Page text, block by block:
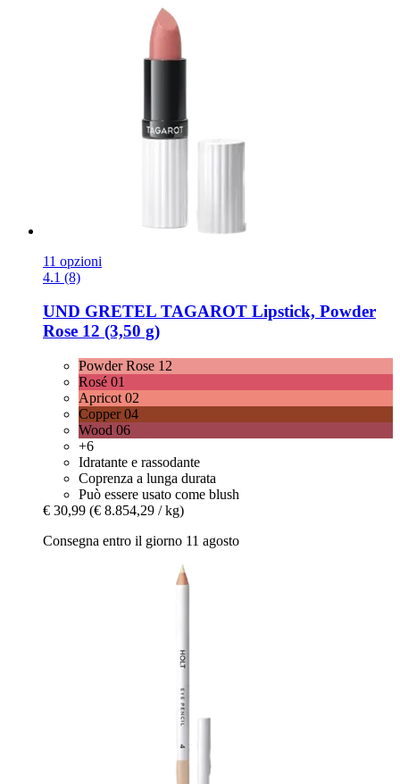
11 opzioni
4.1 (8)
UND GRETEL TAGAROT Lipstick, Powder
Rose 12 (3,50 g)
Powder Rose 12
Rosé 01
Apricot 02
Copper 04
Wood 06
+6
Idratante e rassodante
Coprenza a lunga durata
Può essere usato come blush
€ 30,99 (€ 8.854,29 / kg)
Consegna entro il giorno 11 agosto